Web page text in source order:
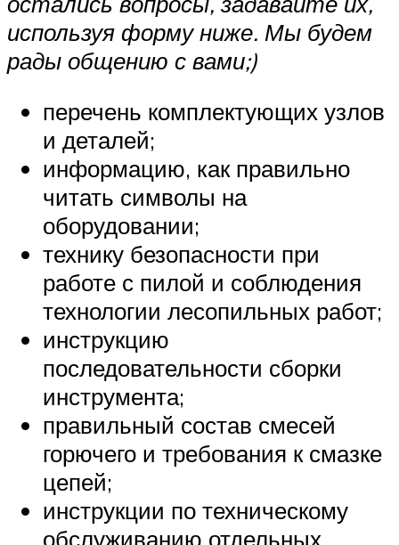
используя форму ниже. Мы будем
рады общению с вами;)
перечень комплектующих узлов
и деталей;
информацию, как правильно
читать символы на
оборудовании;
технику безопасности при
работе с пилой и соблюдения
технологии лесопильных работ;
инструкцию
последовательности сборки
инструмента;
правильный состав смесей
горючего и требования к смазке
цепей;
инструкции по техническому
обслуживанию отдельных